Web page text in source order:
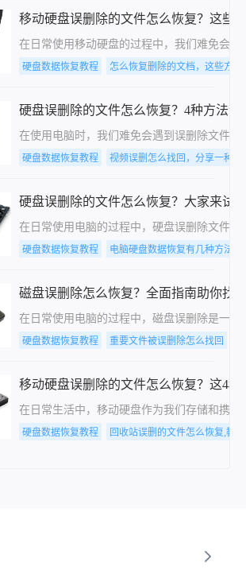
移动硬盘误删除的文件怎么恢复？这些
在日常使用移动硬盘的过程中，我们难免会
硬盘数据恢复教程 怎么恢复删除的文档，这些方法
硬盘误删除的文件怎么恢复？4种方法帮
在使用电脑时，我们难免会遇到误删除文件
硬盘数据恢复教程 视频误删怎么找回，分享一种简
硬盘误删除的文件怎么恢复？大家来试
在日常使用电脑的过程中，硬盘误删除文件
硬盘数据恢复教程 电脑硬盘数据恢复有几种方法
磁盘误删除怎么恢复？全面指南助你找
在日常使用电脑的过程中，磁盘误删除是一
硬盘数据恢复教程 重要文件被误删除怎么找回
移动硬盘误删除的文件怎么恢复？这4
在日常生活中，移动硬盘作为我们存储和携
硬盘数据恢复教程 回收站误删的文件怎么恢复,教